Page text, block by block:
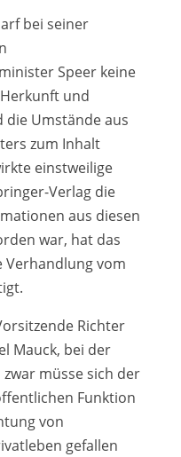
bei seiner
Speer keine
und
Umstände aus
zum Inhalt
einstweilige
Verlag die
aus diesen
war, hat das
Verhandlung vom
Richter
Mauck, bei der
müsse sich der
Funktion
von
gefallen